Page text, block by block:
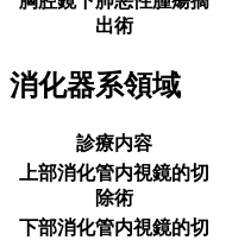
出術
消化器系領域
診療内容
上部消化管内視鏡的切
除術
下部消化管内視鏡的切